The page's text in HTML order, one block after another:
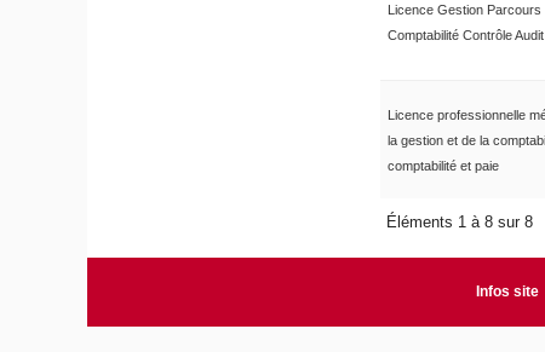
Licence Gestion Parcours
Comptabilité Contrôle Audit
Licence professionnelle
la gestion et de la
comptabilité et paie
Éléments 1 à 8 sur 8
Infos site